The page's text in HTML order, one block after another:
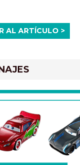
AL ARTÍCULO >